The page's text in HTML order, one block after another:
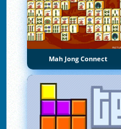
Mah Jong Connect